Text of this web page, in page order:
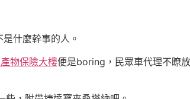
什麼幹事的人。
物保險大樓便是boring，民眾車代理不瞭